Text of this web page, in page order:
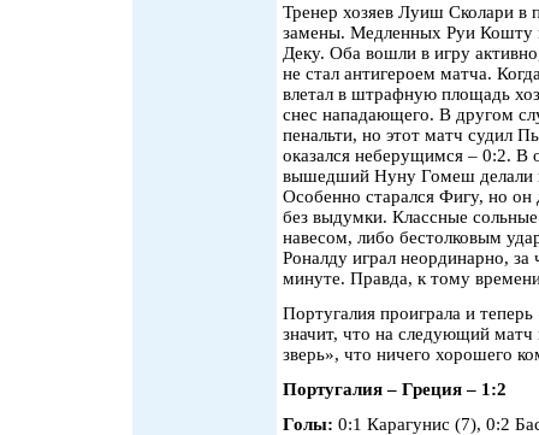
Тренер хозяев Луиш Сколари в
замены. Медленных Руи Кошту
Деку. Оба вошли в игру
не стал антигероем матча.
влетал в штрафную площадь
снес нападающего. В другом
пенальти, но этот матч судил
оказался неберущимся – 0:2. В
вышедший Нуну Гомеш делали
Особенно старался Фигу, но он
без выдумки. Классные
навесом, либо бестолковым
Роналду играл неординарно,
минуте. Правда, к тому
Португалия проиграла и
значит, что на следующий
зверь», что ничего хорошего
Португалия – Греция – 1:2
Голы: 0:1 Карагунис (7), 0:2